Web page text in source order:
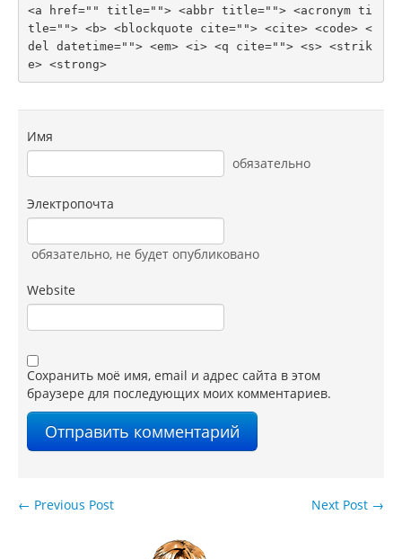
<a href="" title=""> <abbr title=""> <acronym ti
tle=""> <b> <blockquote cite=""> <cite> <code> <
del datetime=""> <em> <i> <q cite=""> <s> <strik
e> <strong>
Имя
обязательно
Электропочта
обязательно, не будет опубликовано
Website
Сохранить моё имя, email и адрес сайта в этом
браузере для последующих моих комментариев.
Next Post →
← Previous Post